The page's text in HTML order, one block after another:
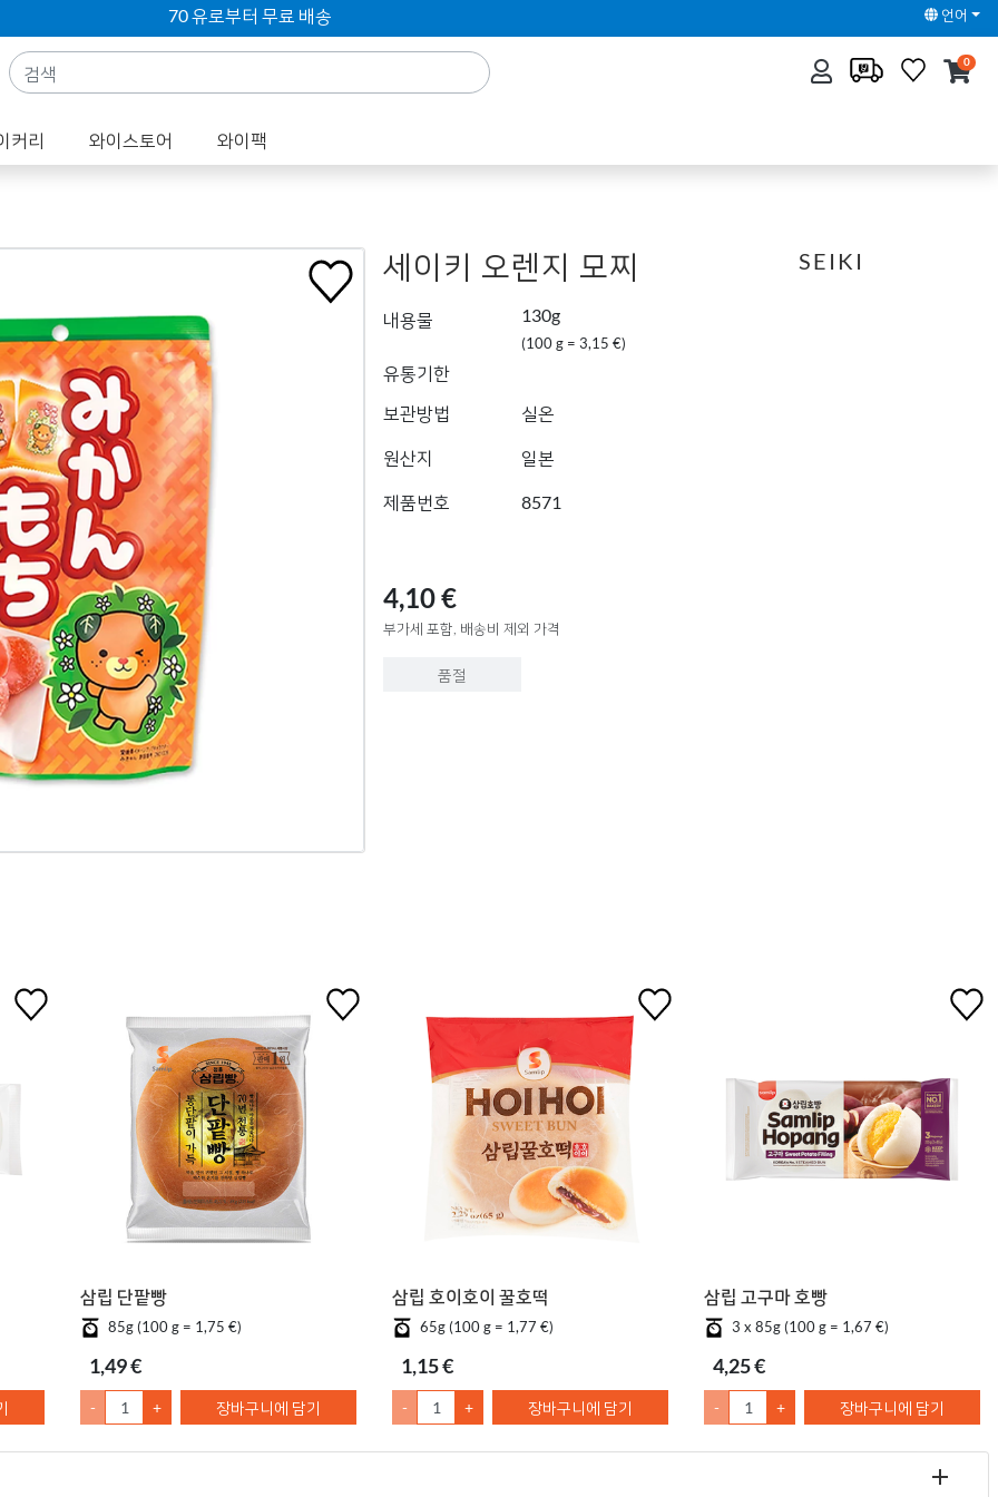
70 유로부터 무료 배송 언어
0
커리 와이스토어 와이팩
세이키 오렌지 모찌
내용물 130g
(100 g = 3,15 €)
유통기한
보관방법
실온
원산지 일본
제품번호 8571
SEIKI
4,10 €
부가세 포함, 배송비 제외 가격
품절
삼립 단팥빵
85g (100 g = 1,75 €)
1,49 €
- + 장바구니에 담기
삼립 호이호이 꿀호떡
65g (100 g = 1,77 €)
1,15 €
- + 장바구니에 담기
삼립 고구마 호빵
3 x 85g (100 g = 1,67 €)
4,25 €
- + 장바구니에 담기